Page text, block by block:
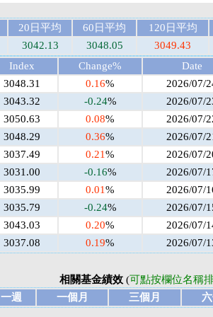
20日平均 60日平均 120日平均
3042.13 3048.05 3049.43
Index Change% Date
3048.31 0.16% 2026/07/
3043.32 -0.24% 2026/07/
3050.63 0.08% 2026/07/
3048.29 0.36% 2026/07/
3037.49 0.21% 2026/07/
3031.00 -0.16% 2026/07/
3035.99 0.01% 2026/07/
3035.79 -0.24% 2026/07/
3043.03 0.20% 2026/07/
3037.08 0.19% 2026/07/
相關基金績效(可點按欄位名稱
一週 一個月 三個月